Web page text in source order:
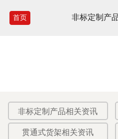
首页 非标定制产
非标定制产品相关资讯
贯通式货架相关资讯